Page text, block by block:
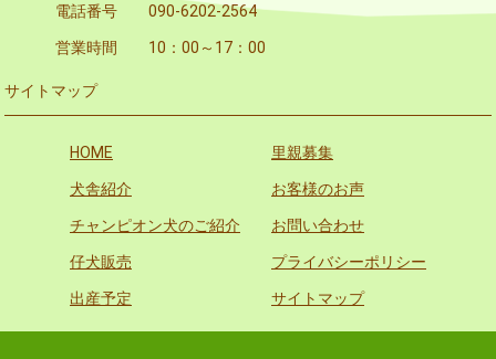
電話番号 090-6202-2564
営業時間 10：00～17：00
サイトマップ
HOME 里親募集
犬舎紹介 お客様のお声
チャンピオン犬のご紹介 お問い合わせ
仔犬販売 プライバシーポリシー
出産予定 サイトマップ